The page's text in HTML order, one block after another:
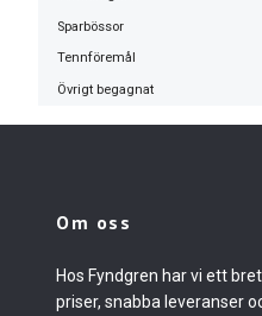
Sparbössor
Tennföremål
Övrigt begagnat
Om oss
Hos Fyndgren har vi ett
priser, snabba leveranser